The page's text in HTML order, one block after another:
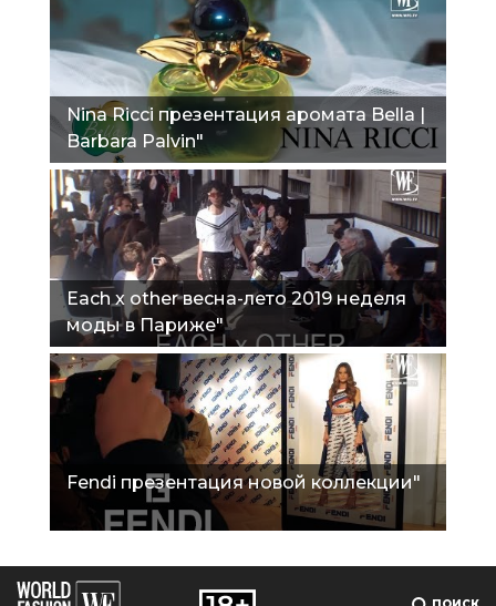
Nina Ricci презентация аромата Bella |
Barbara Palvin"
Еach x other весна-лето 2019 неделя
моды в Париже"
Fendi презентация новой коллекции"